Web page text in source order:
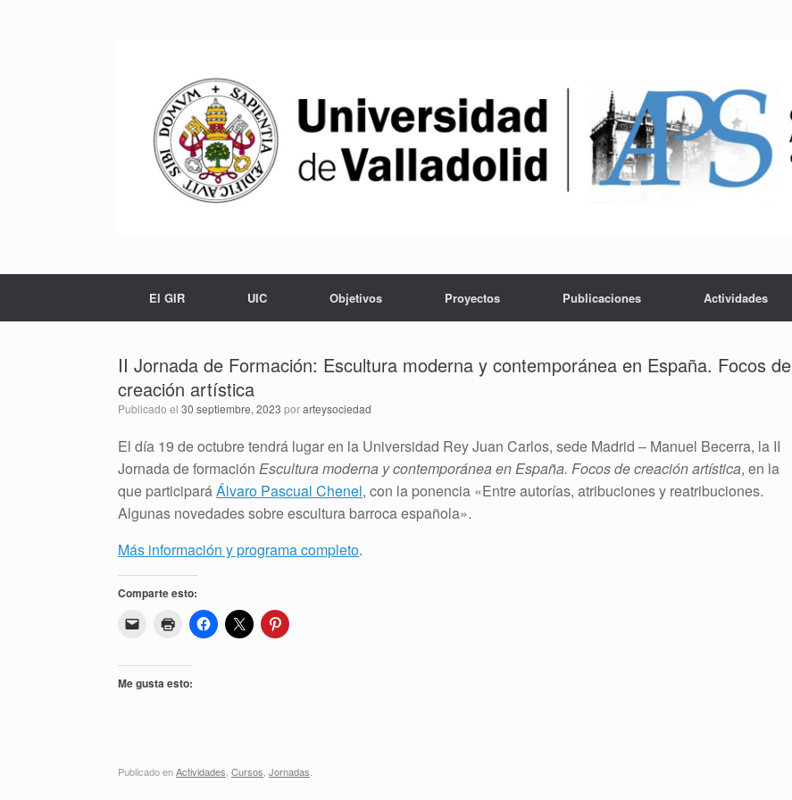
El GIR UIC Objetivos Proyectos Publicaciones Actividades
II Jornada de Formación: Escultura moderna y contemporánea en España. Focos de
creación artística
Publicado el 30 septiembre, 2023 porarteysociedad
El día 19 de octubre tendrá lugar en la Universidad Rey Juan Carlos, sede Madrid – Manuel Becerra, la II
Jornada de formación Escultura moderna y contemporánea en España. Focos de creación artística, en la
que participaráÁlvaro Pascual Chenel, con la ponencia «Entre autorías, atribuciones y reatribuciones.
Algunas novedades sobre escultura barroca española».
Más información y programa completo.
Comparte esto:
Me gusta esto:
Publicado enActividades Cursos Jornadas